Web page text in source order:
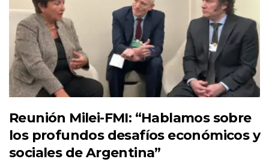
Reunión Milei-FMI: “Hablamos sobre
los profundos desafíos económicos y
sociales de Argentina”